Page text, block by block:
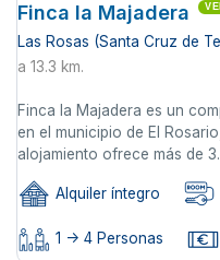
Finca la Majadera
Las Rosas (Santa Cruz de
a 13.3 km.
Finca la Majadera es un
en el municipio de El
alojamiento ofrece más de
Alquiler íntegro
1 -> 4 Personas